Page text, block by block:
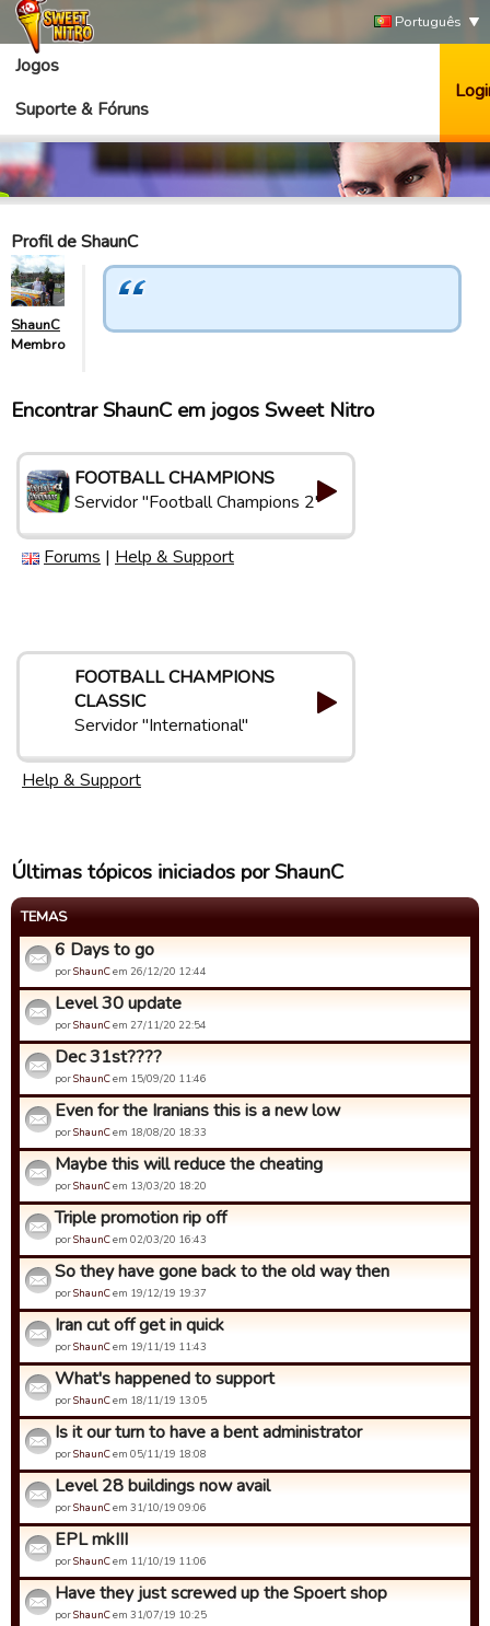
Português
Jogos
Suporte & Fóruns
Profil de ShaunC
ShaunC
Membro
Encontrar ShaunC em jogos Sweet Nitro
FOOTBALL CHAMPIONS
Servidor "Football Champions 2"
Forums | Help & Support
FOOTBALL CHAMPIONS
CLASSIC
Servidor "International"
Help & Support
Últimas tópicos iniciados por ShaunC
TEMAS
6 Days to go
porShaunCem 26/12/20 12:44
Level 30 update
porShaunCem 27/11/20 22:54
Dec 31st????
porShaunCem 15/09/20 11:46
Even for the Iranians this is a new low
porShaunCem 18/08/20 18:33
Maybe this will reduce the cheating
porShaunCem 13/03/20 18:20
Triple promotion rip off
porShaunCem 02/03/20 16:43
So they have gone back to the old way then
porShaunCem 19/12/19 19:37
Iran cut off get in quick
porShaunCem 19/11/19 11:43
What's happened to support
porShaunCem 18/11/19 13:05
Is it our turn to have a bent administrator
porShaunCem 05/11/19 18:08
Level 28 buildings now avail
porShaunCem 31/10/19 09:06
EPL mkIII
porShaunCem 11/10/19 11:06
Have they just screwed up the Spoert shop
porShaunCem 31/07/19 10:25